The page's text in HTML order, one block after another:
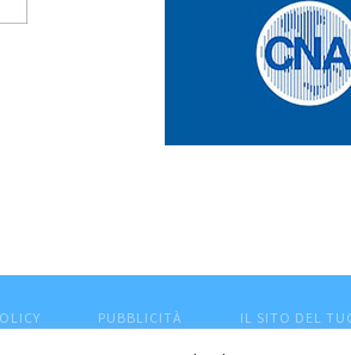
PUBBLICITÀ IL SITO DEL